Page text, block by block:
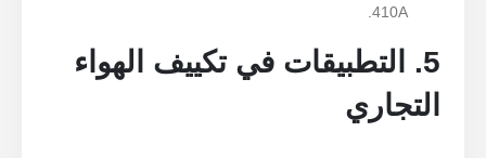
410A.
5. التطبيقات في تكييف الهواء
التجاري